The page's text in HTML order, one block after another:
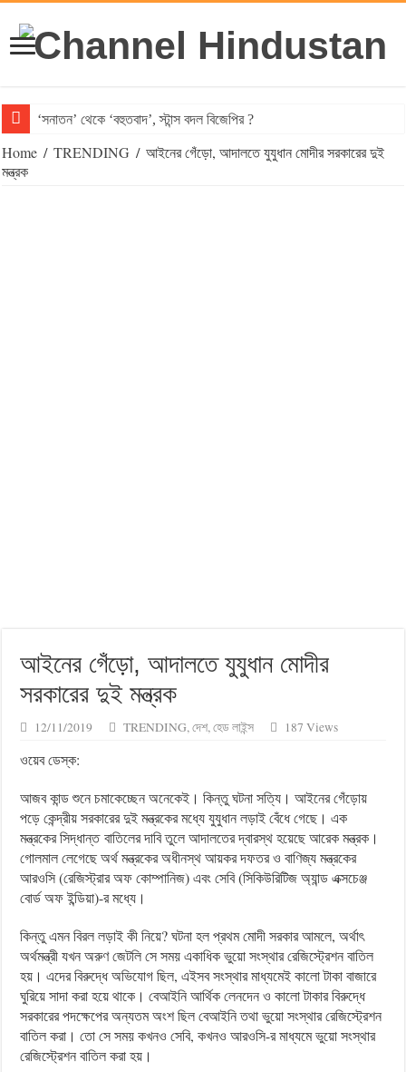
‘সনাতন’ থেকে ‘বহুতবাদ’, স্টান্স বদল বিজেপির ?
Home / TRENDING / আইনের গেঁড়ো, আদালতে যুযুধান মোদীর সরকারের দুই
মন্ত্রক
আইনের গেঁড়ো, আদালতে যুযুধান মোদীর
সরকারের দুই মন্ত্রক
12/11/2019 TRENDING,দেশ,হেড লাইন্স 187 Views
ওয়েব ডেস্ক:
আজব কান্ড শুনে চমাকেচ্ছেন অনেকেই। কিন্তু ঘটনা সত্যি। আইনের গেঁড়োয়
পড়ে কেন্দ্রীয় সরকারের দুই মন্ত্রকের মধ্যে যুযুধান লড়াই বেঁধে গেছে। এক
মন্ত্রকের সিদ্ধান্ত বাতিলের দাবি তুলে আদালতের দ্বারস্থ হয়েছে আরেক মন্ত্রক।
গোলমাল লেগেছে অর্থ মন্ত্রকের অধীনস্থ আয়কর দফতর ও বাণিজ্য মন্ত্রকের
আরওসি (রেজিস্ট্রার অফ কোম্পানিজ) এবং সেবি (সিকিউরিটিজ অ্যান্ড এক্সচেঞ্জ
বোর্ড অফ ইন্ডিয়া)-র মধ্যে।
কিন্তু এমন বিরল লড়াই কী নিয়ে? ঘটনা হল প্রথম মোদী সরকার আমলে, অর্থাৎ
অর্থমন্ত্রী যখন অরুণ জেটলি সে সময় একাধিক ভুয়ো সংস্থার রেজিস্ট্রেশন বাতিল
হয়। এদের বিরুদ্ধে অভিযোগ ছিল, এইসব সংস্থার মাধ্যমেই কালো টাকা বাজারে
ঘুরিয়ে সাদা করা হয়ে থাকে। বেআইনি আর্থিক লেনদেন ও কালো টাকার বিরুদ্ধে
সরকারের পদক্ষেপের অন্যতম অংশ ছিল বেআইনি তথা ভুয়ো সংস্থার রেজিস্ট্রেশন
বাতিল করা। তো সে সময় কখনও সেবি, কখনও আরওসি-র মাধ্যমে ভুয়ো সংস্থার
রেজিস্ট্রেশন বাতিল করা হয়।